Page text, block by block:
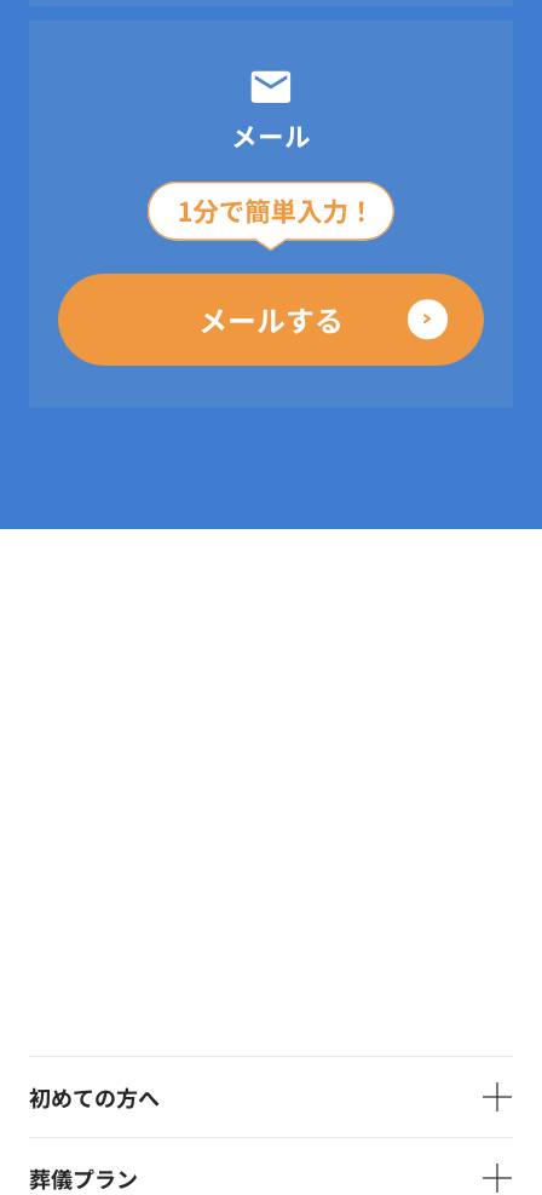
メール
メールする
初めての方へ
葬儀プラン